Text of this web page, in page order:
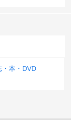
本・DVD